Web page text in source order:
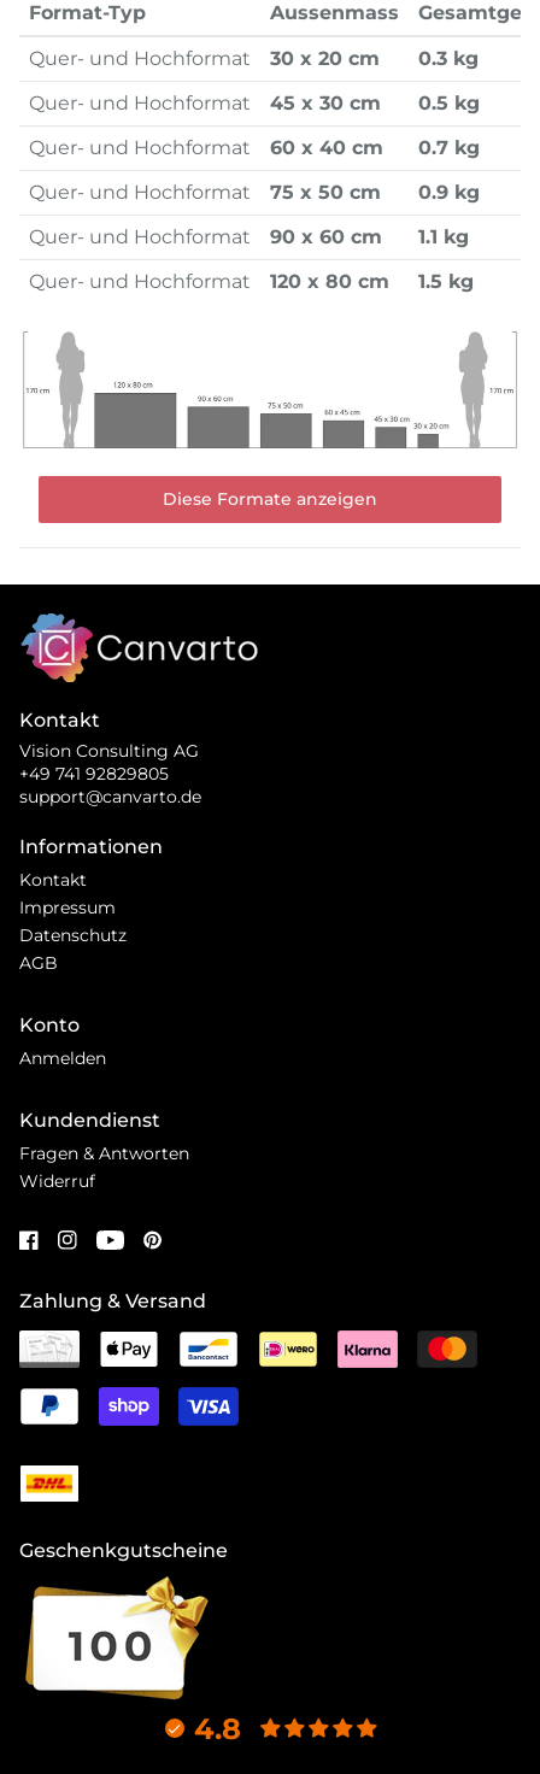
Format-Typ Aussenmass
Quer- und Hochformat
30 x 20 cm
0.3 kg
Quer- und Hochformat
45 x 30 cm
0.5 kg
Quer- und Hochformat
60 x 40 cm
0.7 kg
Quer- und Hochformat
75 x 50 cm
0.9 kg
Quer- und Hochformat
90 x 60 cm
1.1 kg
Quer- und Hochformat
120 x 80 cm 1.5 kg
Diese Formate anzeigen
Kontakt
Vision Consulting AG
+49 741 92829805
support@canvarto.de
Informationen
Kontakt
Impressum
Datenschutz
AGB
Konto
Anmelden
Kundendienst
Fragen & Antworten
Widerruf
Zahlung & Versand
Geschenkgutscheine
4.8